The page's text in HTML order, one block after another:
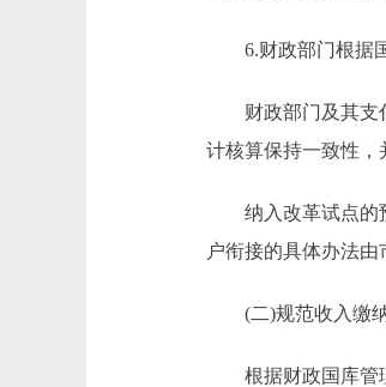
6.财政部门根据国
财政部门及其支付
计核算保持一致性，
纳入改革试点的预
户衔接的具体办法由
(二)规范收入缴纳
根据财政国库管理